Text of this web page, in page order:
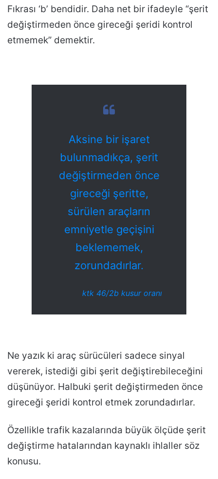
Fıkrası ‘b’ bendidir. Daha net bir ifadeyle “şerit
değiştirmeden önce gireceği şeridi kontrol
etmemek” demektir.
Aksine bir işaret
bulunmadıkça, şerit
değiştirmeden önce
gireceği şeritte,
sürülen araçların
emniyetle geçişini
beklememek,
zorundadırlar.
ktk 46/2b kusur oranı
Ne yazık ki araç sürücüleri sadece sinyal
vererek, istediği gibi şerit değiştirebileceğini
düşünüyor. Halbuki şerit değiştirmeden önce
gireceği şeridi kontrol etmek zorundadırlar.
Özellikle trafik kazalarında büyük ölçüde şerit
değiştirme hatalarından kaynaklı ihlaller söz
konusu.